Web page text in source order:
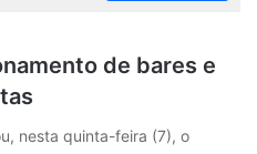
de bares e
nesta quinta-feira (7), o